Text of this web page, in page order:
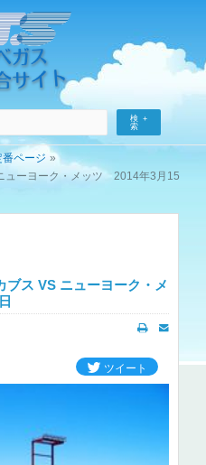
検
索
番ページ
ューヨーク・メッツ 2014年3月15
ス VS ニューヨーク・メ
ツイート